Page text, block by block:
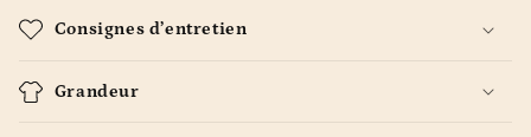
Consignes d’entretien
Grandeur